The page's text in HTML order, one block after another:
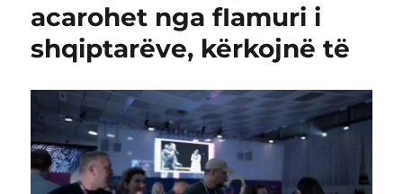
acarohet nga fIamuri i
shqiptarëve, kërkojnë të